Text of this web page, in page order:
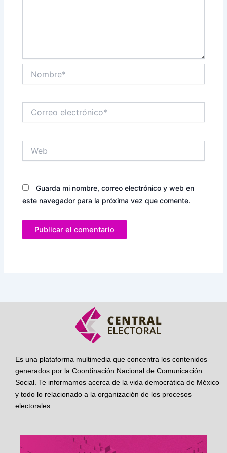
electrónico*
Guarda mi nombre, correo electrónico y web en
este navegador para la próxima vez que comente.
Es una plataforma multimedia que concentra los contenidos
generados por la Coordinación Nacional de Comunicación
Social. Te informamos acerca de la vida democrática de México
y todo lo relacionado a la organización de los procesos
electorales